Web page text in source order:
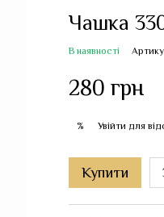
Чашка
В наявності
280 грн
% Увійти для
Купити